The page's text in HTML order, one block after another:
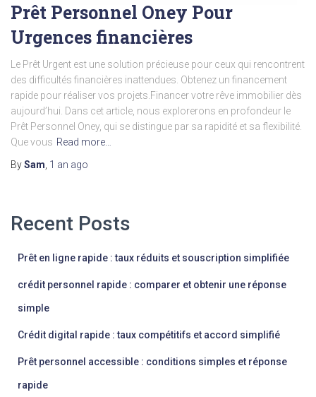
Prêt Personnel Oney Pour
Urgences financières
Le Prêt Urgent est une solution précieuse pour ceux qui rencontrent
des difficultés financières inattendues. Obtenez un financement
rapide pour réaliser vos projets.Financer votre rêve immobilier dès
aujourd’hui. Dans cet article, nous explorerons en profondeur le
Prêt Personnel Oney, qui se distingue par sa rapidité et sa flexibilité.
Que vous Read more…
BySam, 1 an ago
Recent Posts
Prêt en ligne rapide : taux réduits et souscription simplifiée
crédit personnel rapide : comparer et obtenir une réponse
simple
Crédit digital rapide : taux compétitifs et accord simplifié
Prêt personnel accessible : conditions simples et réponse
rapide